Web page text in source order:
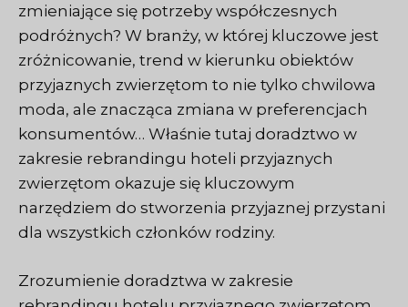
zmieniające się potrzeby współczesnych
podróżnych? W branży, w której kluczowe jest
zróżnicowanie, trend w kierunku obiektów
przyjaznych zwierzętom to nie tylko chwilowa
moda, ale znacząca zmiana w preferencjach
konsumentów… Właśnie tutaj doradztwo w
zakresie rebrandingu hoteli przyjaznych
zwierzętom okazuje się kluczowym
narzędziem do stworzenia przyjaznej przystani
dla wszystkich członków rodziny.
Zrozumienie doradztwa w zakresie